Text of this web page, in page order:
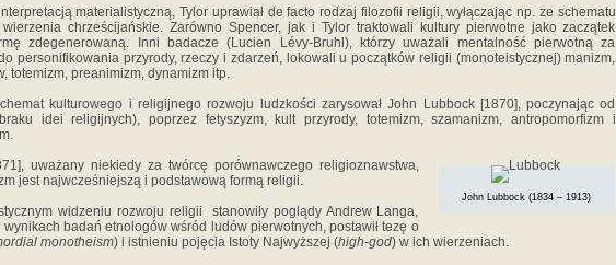
materialistyczną, Tylor uprawiał de facto rodzaj filozofii religii, wyłączając np. ze schematu
wierzenia chrześcijańskie. Zarówno Spencer, jak i Tylor traktowali kultury pierwotne jako zaczątek
zdegenerowaną. Inni badacze (Lucien Lévy-Bruhl), którzy uważali mentalność pierwotną za
do personifikowania przyrody, rzeczy i zdarzeń, lokowali u początków religii (monoteistycznej) manizm,
totemizm, preanimizm, dynamizm itp.
kulturowego i religijnego rozwoju ludzkości zarysował John Lubbock [1870], poczynając od
idei religijnych), poprzez fetyszyzm, kult przyrody, totemizm, szamanizm, antropomorfizm i
John Lubbock (1834 – 1913)
uważany niekiedy za twórcę porównawczego religioznawstwa,
jest najwcześniejszą i podstawową formą religii.
widzeniu rozwoju religii stanowiły poglądy Andrew Langa,
badań etnologów wśród ludów pierwotnych, postawił tezę o
monotheism) i istnieniu pojęcia Istoty Najwyższej (high-god) w ich wierzeniach.